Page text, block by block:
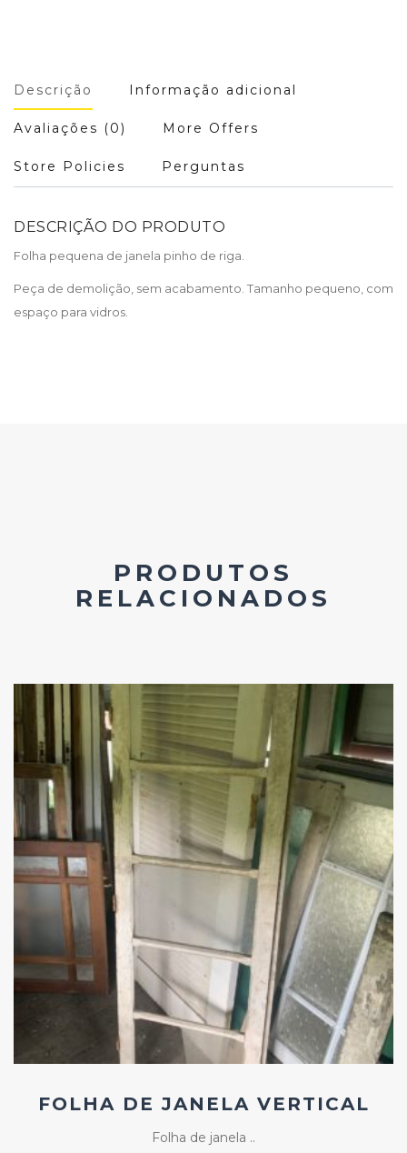
Descrição Informação adicional
Avaliações (0) More Offers
Store Policies Perguntas
DESCRIÇÃO DO PRODUTO
Folha pequena de janela pinho de riga.
Peça de demolição, sem acabamento. Tamanho pequeno, com
espaço para vidros.
PRODUTOS
RELACIONADOS
Add
Favoritos
FOLHA DE JANELA VERTICAL
Folha de janela ..